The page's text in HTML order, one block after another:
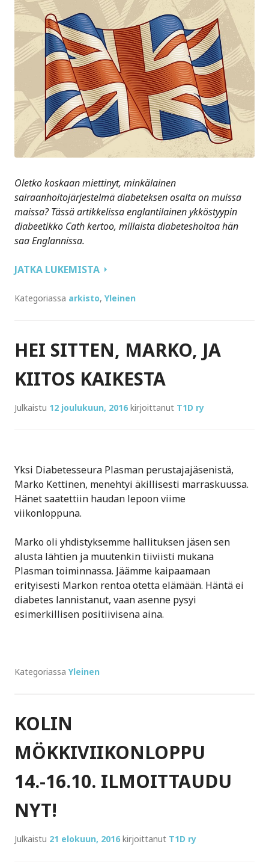
Oletko koskaan miettinyt, minkälainen
sairaanhoitojärjestelmä diabeteksen osalta on muissa
maissa? Tässä artikkelissa englantilainen ykköstyypin
diabeetikko Cath kertoo, millaista diabeteshoitoa hän
saa Englannissa.
JATKA LUKEMISTA DIABETEKSEN
ENGLANNISSA
ASIAT
PAREMMIN
KANAALIN
TOISELLA
Kategoriassa arkisto, Yleinen
HEI SITTEN, MARKO, JA
KIITOS KAIKESTA
Julkaistu 12 joulukuun, 2016 kirjoittanut T1D ry
Yksi Diabetesseura Plasman perustajajäsenistä,
Marko Kettinen, menehtyi äkillisesti marraskuussa.
Hänet saatettiin haudan lepoon viime
viikonloppuna.
Marko oli yhdistyksemme hallituksen jäsen sen
alusta lähtien ja muutenkin tiiviisti mukana
Plasman toiminnassa. Jäämme kaipaamaan
erityisesti Markon rentoa otetta elämään. Häntä ei
diabetes lannistanut, vaan asenne pysyi
esimerkillisen positiivisena aina.
Kategoriassa Yleinen
KOLIN
MÖKKIVIIKONLOPPU
14.-16.10. ILMOITTAUDU
NYT!
Julkaistu 21 elokuun, 2016 kirjoittanut T1D ry